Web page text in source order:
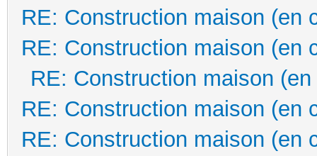
RE: Construction maison (en
RE: Construction maison (en
RE: Construction maison
RE: Construction maison (en
RE: Construction maison (en